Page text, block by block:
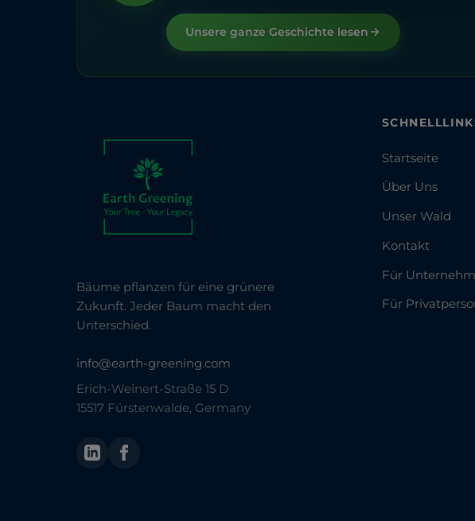
Unsere ganze Geschichte lesen
Bäume pflanzen für eine grünere
Zukunft. Jeder Baum macht den
Unterschied.
info@earth-greening.com
Erich-Weinert-Straße 15 D
15517 Fürstenwalde, Germany
LinkedInFacebook
Startseite
Über Uns
Unser Wald
Kontakt
Für
Für